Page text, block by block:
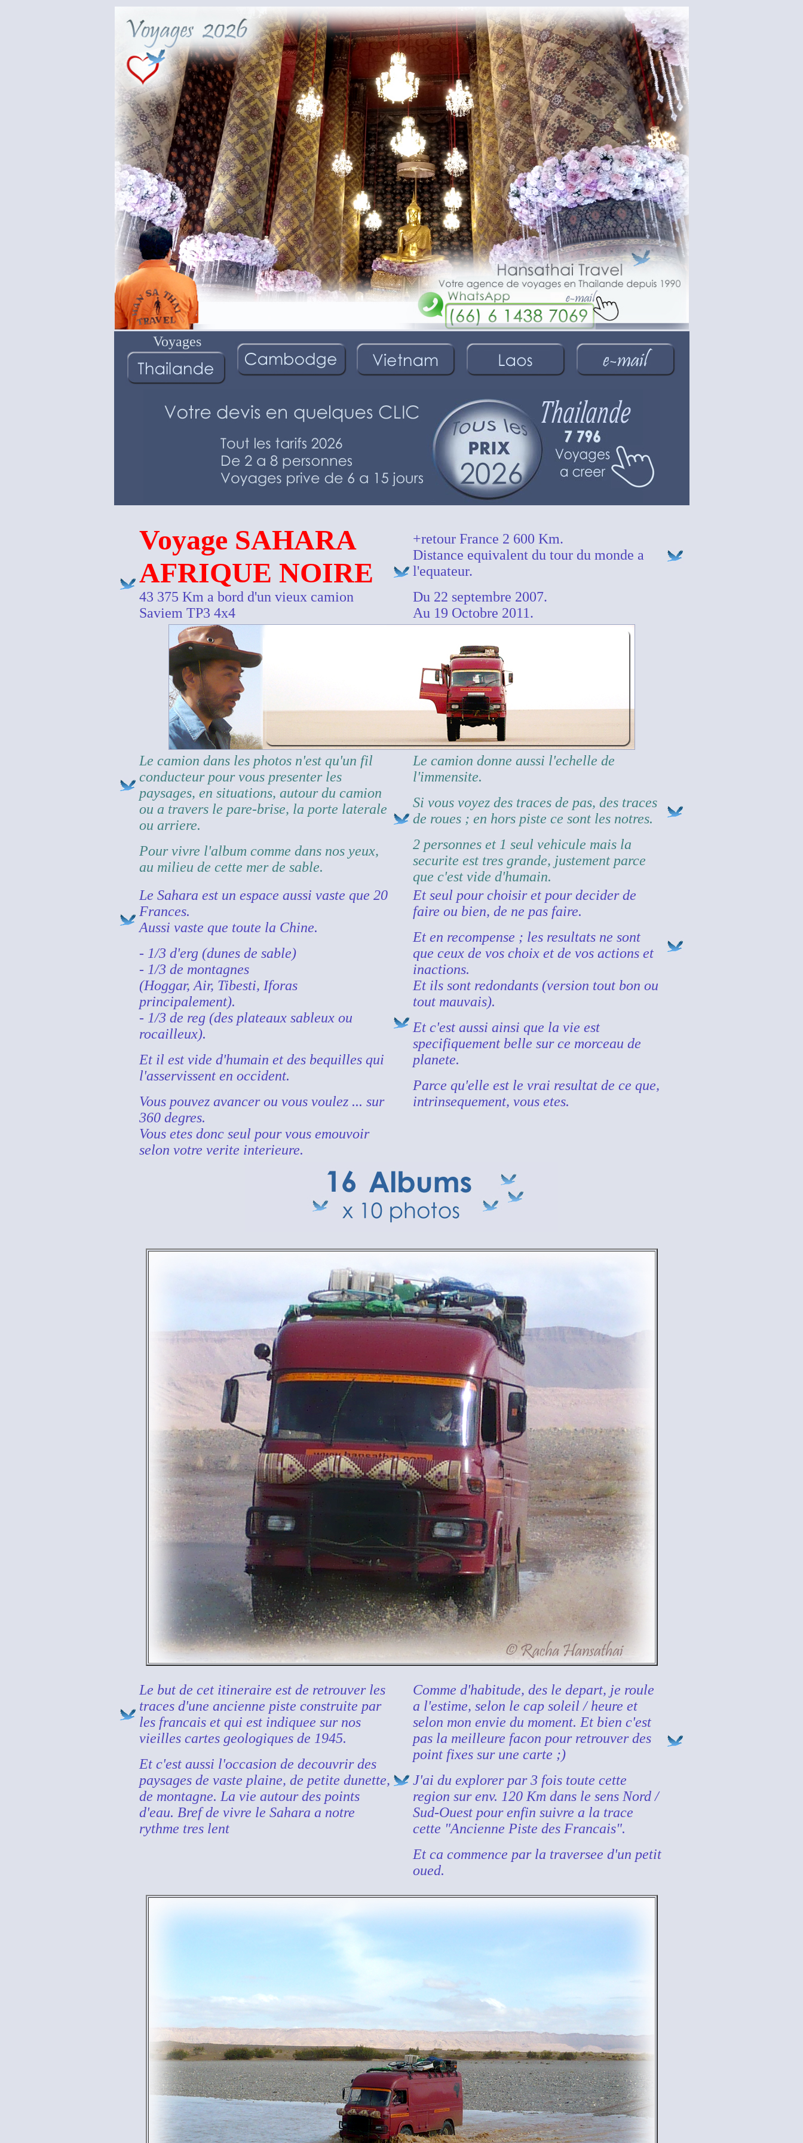
Voyages
Voyage SAHARA
AFRIQUE NOIRE
43 375 Km a bord d'un vieux camion
Saviem TP3 4x4
+retour France 2 600 Km.
Distance equivalent du tour du monde a
l'equateur.
Du 22 septembre 2007.
Au 19 Octobre 2011.
Le camion dans les photos n'est qu'un fil
conducteur pour vous presenter les
paysages, en situations, autour du camion
ou a travers le pare-brise, la porte laterale
ou arriere.
Pour vivre l'album comme dans nos yeux,
au milieu de cette mer de sable.
Le camion donne aussi l'echelle de
l'immensite.
Si vous voyez des traces de pas, des traces
de roues ; en hors piste ce sont les notres.
2 personnes et 1 seul vehicule mais la
securite est tres grande, justement parce
que c'est vide d'humain.
Le Sahara est un espace aussi vaste que 20
Frances.
Aussi vaste que toute la Chine.
- 1/3 d'erg (dunes de sable)
- 1/3 de montagnes
(Hoggar, Air, Tibesti, Iforas
principalement).
- 1/3 de reg (des plateaux sableux ou
rocailleux).
Et il est vide d'humain et des bequilles qui
l'asservissent en occident.
Vous pouvez avancer ou vous voulez ... sur
360 degres.
Vous etes donc seul pour vous emouvoir
selon votre verite interieure.
Et seul pour choisir et pour decider de
faire ou bien, de ne pas faire.
Et en recompense ; les resultats ne sont
que ceux de vos choix et de vos actions et
inactions.
Et ils sont redondants (version tout bon ou
tout mauvais).
Et c'est aussi ainsi que la vie est
specifiquement belle sur ce morceau de
planete.
Parce qu'elle est le vrai resultat de ce que,
intrinsequement, vous etes.
Le but de cet itineraire est de retrouver les
traces d'une ancienne piste construite par
les francais et qui est indiquee sur nos
vieilles cartes geologiques de 1945.
Et c'est aussi l'occasion de decouvrir des
paysages de vaste plaine, de petite dunette,
de montagne. La vie autour des points
d'eau. Bref de vivre le Sahara a notre
rythme tres lent
Comme d'habitude, des le depart, je roule
a l'estime, selon le cap soleil / heure et
selon mon envie du moment. Et bien c'est
pas la meilleure facon pour retrouver des
point fixes sur une carte ;)
J'ai du explorer par 3 fois toute cette
region sur env. 120 Km dans le sens Nord /
Sud-Ouest pour enfin suivre a la trace
cette "Ancienne Piste des Francais".
Et ca commence par la traversee d'un petit
oued.